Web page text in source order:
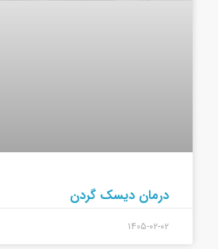
درمان دیسک گردن
۱۴۰۵-۰۲-۰۲